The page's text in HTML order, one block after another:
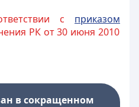
с приказом
РК от 30 июня 2010
в сокращенном